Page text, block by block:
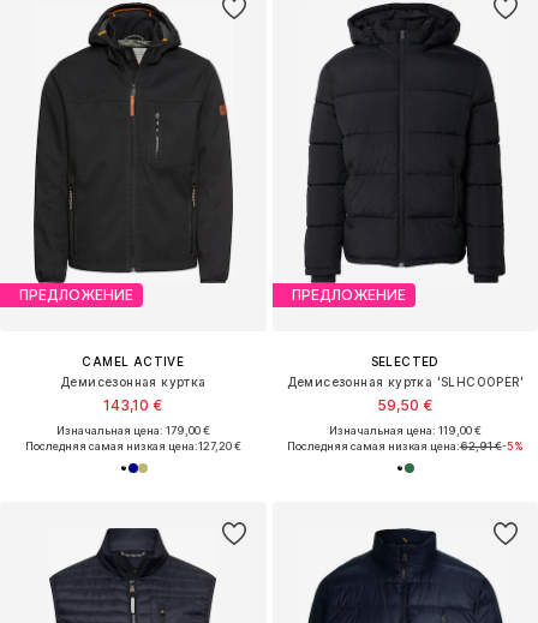
ПРЕДЛОЖЕНИЕ
CAMEL ACTIVE
Демисезонная куртка
143,10 €
Изначальная цена: 179,00 €
Последняя самая низкая цена:127,20 €
ПРЕДЛОЖЕНИЕ
SELECTED
Демисезонная куртка 'SLHCOOPER'
59,50 €
Изначальная цена: 119,00 €
Последняя самая низкая цена:62,91 €-5%